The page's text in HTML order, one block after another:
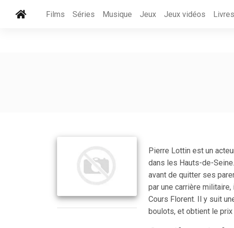
Films Séries Musique Jeux Jeux vidéos Livres
Pierre Lottin est un
dans les Hauts-de-
avant de quitter ses
par une carrière
Cours Florent. Il y suit
boulots, et obtient le